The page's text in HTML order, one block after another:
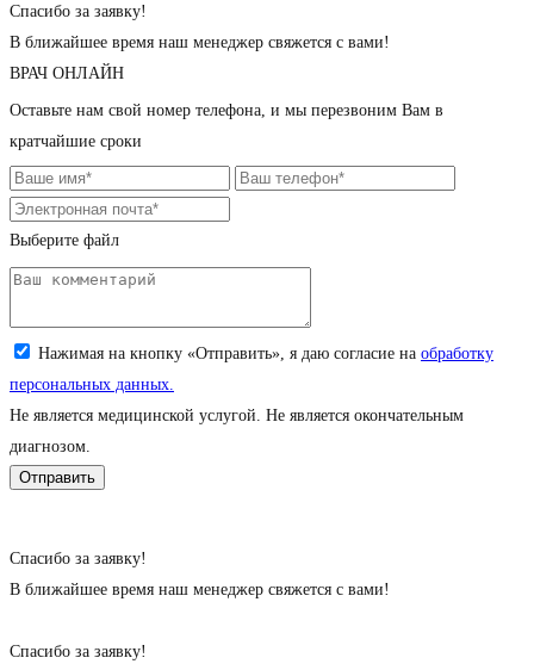
Cпасибо за заявку!
В ближайшее время наш менеджер свяжется с вами!
ВРАЧ ОНЛАЙН
Оставьте нам свой номер телефона, и мы перезвоним Вам в
кратчайшие сроки
Выберите файл
Загрузите снимок (jpeg, png; до 5 Мб)
Нажимая на кнопку «Отправить», я даю согласие на обработку
персональных данных.
Не является медицинской услугой. Не является окончательным
диагнозом.
Cпасибо за заявку!
В ближайшее время наш менеджер свяжется с вами!
Cпасибо за заявку!